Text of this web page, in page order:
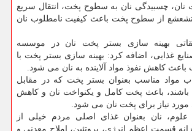
چسبیدگی نان به سطوح پخت، انتقال سریع
از سطوح پخت باعث کیفیت نامطلوب نان
بهینه سازی بستر پخت نان در موسسه
غذایی، اضافه کرد: بهینه سازی بستر پخت با
باعث کاهش نفوذ مواد آلاینده به نان می شود.
مواد مناسب بعنوان بستر پخت که در مقابل
باشند، باعث پخت کامل و یکنواخت نان و کاهش
نیاز برای پخت نان می شود.
نان بعنوان غذای اصلی مردم خیلی از
قسمت اعظم انرژی، پروتئین، املاح معدنی و